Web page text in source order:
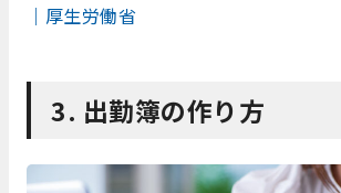
｜厚生労働省
3. 出勤簿の作り方